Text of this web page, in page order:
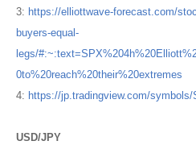
3: https://elliottwave-forecast.com/
buyers-equal-
legs/
0to%20reach%20their%20extremes
4: https://jp.tradingview.com/symbols/
USD/JPY